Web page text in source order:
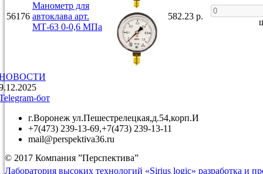
56176
Манометр для
автоклава арт.
МТ-63 0-0,6 МПа
582.23 р.
бот
г.Воронеж ул.Пешестрелецкая,д.54,корп.И
+7(473) 239-13-69,+7(473) 239-13-11
mail@perspektiva36.ru
© 2017 Компания ”Перспектива”
Лаборатория высоких технологий «Sirius logic» разработка и